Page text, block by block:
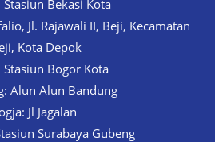
Stasiun Bekasi Kota
Jl. Rajawali II, Beji, Kecamatan
Kota Depok
Stasiun Bogor Kota
Alun Alun Bandung
Jl Jagalan
Surabaya Gubeng